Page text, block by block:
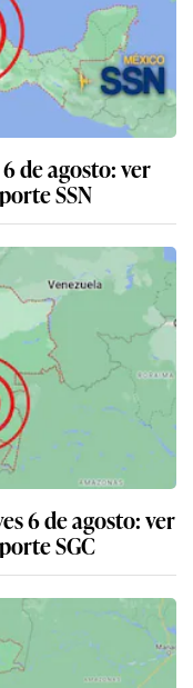
de agosto: ver
SSN
6 de agosto: ver
SGC